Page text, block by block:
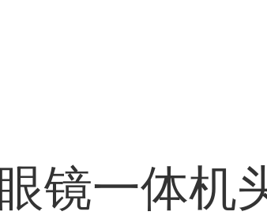
镜一体机